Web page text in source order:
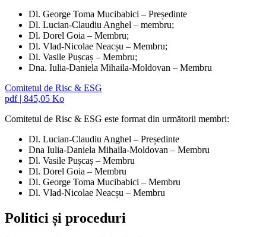
Dl. George Toma Mucibabici – Președinte
Dl. Lucian-Claudiu Anghel – membru;
Dl. Dorel Goia – Membru;
Dl. Vlad-Nicolae Neacșu – Membru;
Dl. Vasile Pușcaș – Membru;
Dna. Iulia-Daniela Mihaila-Moldovan – Membru
Comitetul de Risc & ESG
pdf| 845,05 Ko
Comitetul de Risc & ESG este format din următorii membri:
Dl. Lucian-Claudiu Anghel – Președinte
Dna Iulia-Daniela Mihaila-Moldovan – Membru
Dl. Vasile Pușcaș – Membru
Dl. Dorel Goia – Membru
Dl. George Toma Mucibabici – Membru
Dl. Vlad-Nicolae Neacșu – Membru
Politici și proceduri